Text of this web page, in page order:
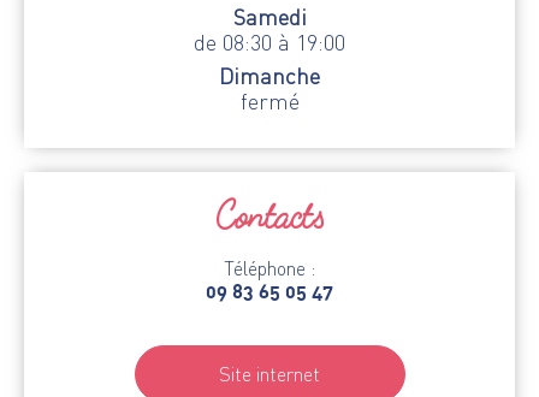
Samedi
de 08:30 à 19:00
Dimanche
fermé
Contacts
Téléphone :
09 83 65 05 47
Site internet